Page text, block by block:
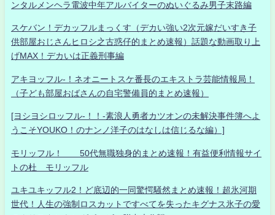
ンタルメンヘラ電波中年アルバイターのぬいぐるみ男子末路編
スケバン！デカッフルまっくす（デカい強い2次元嫁だいすき子
供部屋おじさんヒロシ之古惑仔的まとめ速報）話題な動画取り上
げMAX！デカいは正義刑事編
アキヨッフル-！ネオニートスケ番長のエキストラ芸能情報局！
（子ども部屋おばさんの自宅警備員的まとめ速報）
[ヨシヨシロッフル-！！-素浪人勇者カツオンの未解決事件簿へよ
うこそYOUKO！のナンノ洋子のはなしは信じるな編）]
モリッフル！ 50代無職独身的まとめ速報！有益便利情報サイ
トの杜 モリッフル
ユキユキッフル2！ど底辺的一同驚愕騒然まとめ速報！超氷河期
世代！人生の強制ロスカットですべてを失ったキグナス氷子の愛